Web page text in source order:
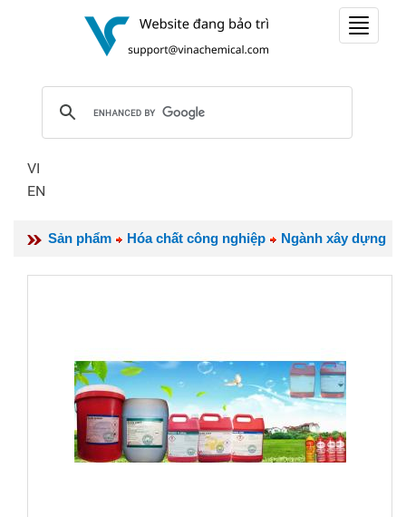
Toggle
VI
EN
Sản phẩm Hóa chất công nghiệp Ngành xây dựng